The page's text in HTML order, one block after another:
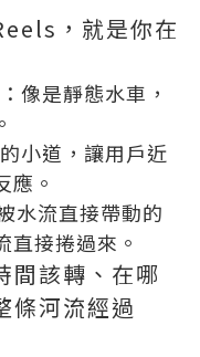
，就是你在
：像是靜態水車，
小道，讓用戶近
應。
水流直接帶動的
直接捲過來。
間該轉、在哪
條河流經過